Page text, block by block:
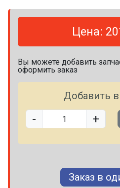
Цена:
Вы можете добавить
оформить заказ
Добавить
- +
Заказ в